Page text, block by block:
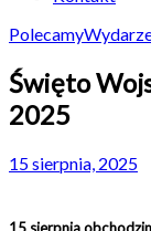
Polecamy
Święto
2025
15 sierpnia, 2025